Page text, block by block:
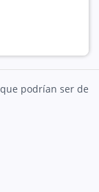
podrían ser de